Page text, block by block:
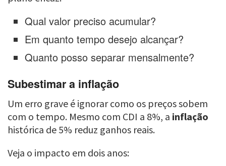
Qual valor preciso acumular?
Em quanto tempo desejo alcançar?
Quanto posso separar mensalmente?
Subestimar a inflação
Um erro grave é ignorar como os preços sobem
com o tempo. Mesmo com CDI a 8%, a inflação
histórica de 5% reduz ganhos reais.
Veja o impacto em dois anos: